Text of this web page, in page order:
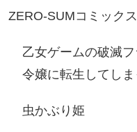
ZERO-SUMコミックス
乙女ゲームの破滅
令嬢に転生してしま
虫かぶり姫